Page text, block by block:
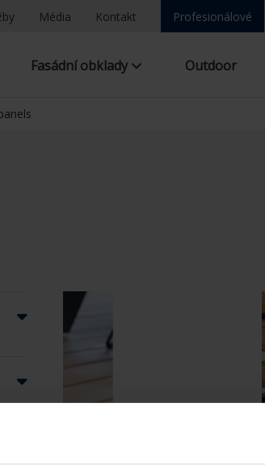
Média Kontakt Profesionálové
Fasádní obklady Outdoor